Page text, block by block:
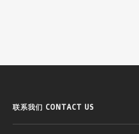
联系我们 CONTACT US